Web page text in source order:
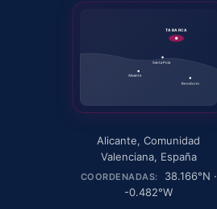
TABARCA
Santa Pola
Alicante
Benidorm
Alicante,Comunidad
Valenciana, España
COORDENADAS: 38.166°N ·
-0.482°W